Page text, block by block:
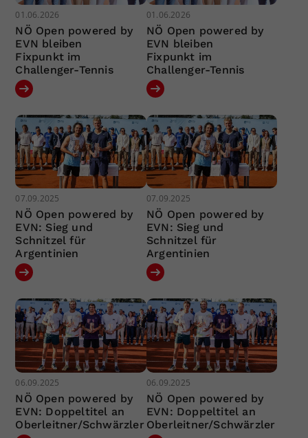
01.06.2026
NÖ Open powered by
EVN bleiben
Fixpunkt im
Challenger-Tennis
01.06.2026
NÖ Open powered by
EVN bleiben
Fixpunkt im
Challenger-Tennis
07.09.2025
NÖ Open powered by
EVN: Sieg und
Schnitzel für
Argentinien
07.09.2025
NÖ Open powered by
EVN: Sieg und
Schnitzel für
Argentinien
06.09.2025
NÖ Open powered by
EVN: Doppeltitel an
Oberleitner/Schwärzler
06.09.2025
NÖ Open powered by
EVN: Doppeltitel an
Oberleitner/Schwärzler